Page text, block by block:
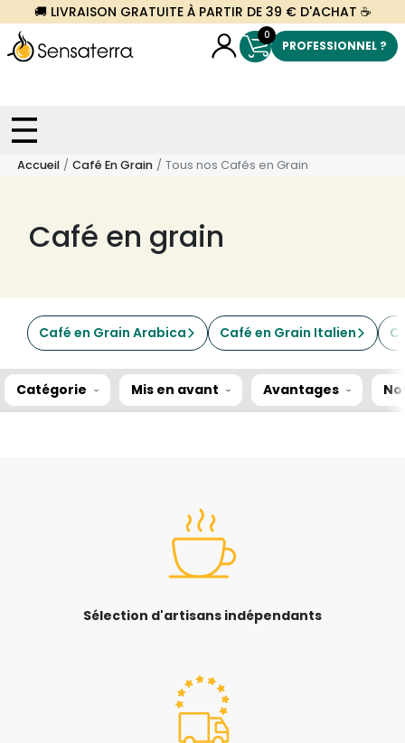
🚚 LIVRAISON GRATUITE À PARTIR DE 39 € D'ACHAT ☕
0
PROFESSIONNEL ?
Accueil Café En Grain Tous nos Cafés en Grain
Café en grain
Café en Grain Arabica Café en Grain Italien
Catégorie Mis en avant Avantages
Sélection d'artisans indépendants